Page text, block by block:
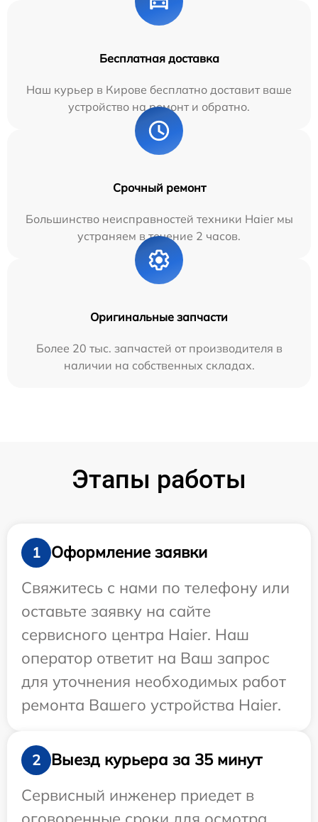
Бесплатная доставка
Наш курьер в Кирове бесплатно доставит ваше
устройство на ремонт и обратно.
Срочный ремонт
Большинство неисправностей техники Haier мы
устраняем в течение 2 часов.
Оригинальные запчасти
Более 20 тыс. запчастей от производителя в
наличии на собственных складах.
Этапы работы
1
Оформление заявки
Свяжитесь с нами по телефону или
оставьте заявку на сайте
сервисного центра Haier. Наш
оператор ответит на Ваш запрос
для уточнения необходимых работ
ремонта Вашего устройства Haier.
2
Выезд курьера за 35 минут
Сервисный инженер приедет в